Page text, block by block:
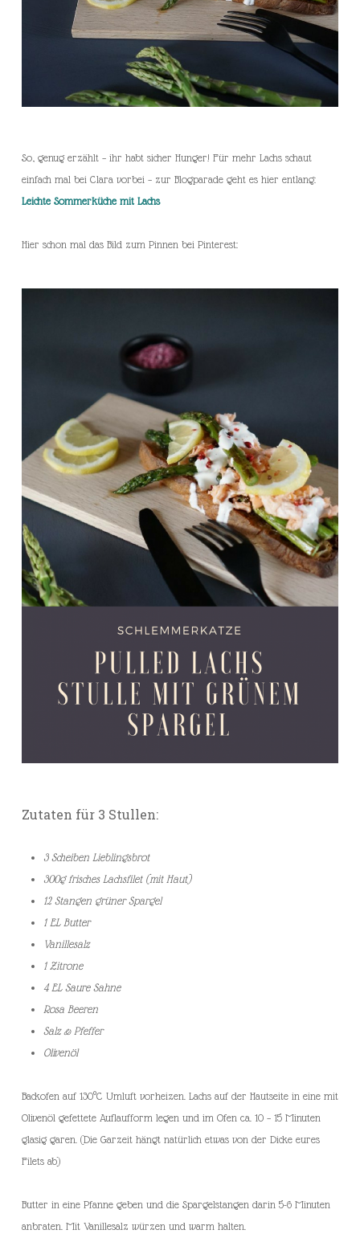
So, genug erzählt – ihr habt sicher Hunger! Für mehr Lachs schaut
einfach mal bei Clara vorbei – zur Blogparade geht es hier entlang:
Leichte Sommerküche mit Lachs
Hier schon mal das Bild zum Pinnen bei Pinterest:
Zutaten für 3 Stullen:
3 Scheiben Lieblingsbrot
300g frisches Lachsfilet (mit Haut)
12 Stangen grüner Spargel
1 EL Butter
Vanillesalz
1 Zitrone
4 EL Saure Sahne
Rosa Beeren
Salz & Pfeffer
Olivenöl
Backofen auf 130°C Umluft vorheizen. Lachs auf der Hautseite in eine mit
Olivenöl gefettete Auflaufform legen und im Ofen ca. 10 – 15 Minuten
glasig garen. (Die Garzeit hängt natürlich etwas von der Dicke eures
Filets ab)
Butter in eine Pfanne geben und die Spargelstangen darin 5-6 Minuten
anbraten. Mit Vanillesalz würzen und warm halten.